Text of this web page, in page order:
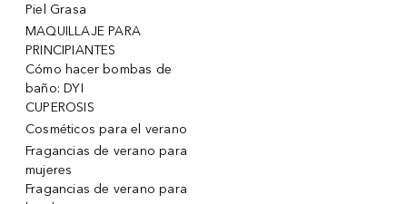
Piel Grasa
MAQUILLAJE PARA
PRINCIPIANTES
Cómo hacer bombas de
baño: DYI
CUPEROSIS
Cosméticos para el verano
Fragancias de verano para
mujeres
Fragancias de verano para